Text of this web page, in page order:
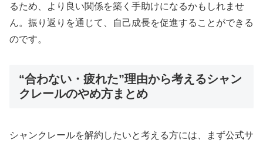
るため、より良い関係を築く手助けになるかもしれませ
ん。振り返りを通じて、自己成長を促進することができる
のです。
“合わない・疲れた”理由から考えるシャン
クレールのやめ方まとめ
シャンクレールを解約したいと考える方には、まず公式サ